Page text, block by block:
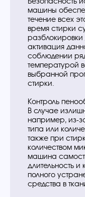
машины
течение всех
время стирки
разблокировки
активация
соблюдении
температурой
выбранной
стирки.
Контроль
В случае
например, из-
типа или
также при
количеством
машина
длительность и
полного
средства в